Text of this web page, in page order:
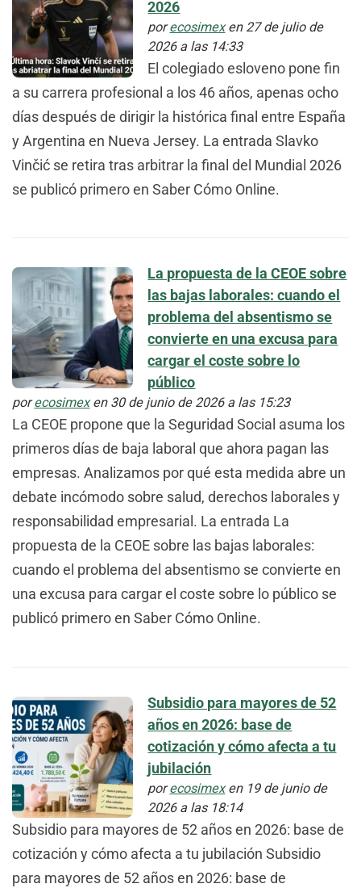
2026
porecosimexen 27 de julio de
2026 a las 14:33
El colegiado esloveno pone fin
a su carrera profesional a los 46 años, apenas ocho
días después de dirigir la histórica final entre España
y Argentina en Nueva Jersey. La entrada Slavko
Vinčić se retira tras arbitrar la final del Mundial 2026
se publicó primero en Saber Cómo Online.
La propuesta de la CEOE sobre
las bajas laborales: cuando el
problema del absentismo se
convierte en una excusa para
cargar el coste sobre lo
público
porecosimexen 30 de junio de 2026 a las 15:23
La CEOE propone que la Seguridad Social asuma los
primeros días de baja laboral que ahora pagan las
empresas. Analizamos por qué esta medida abre un
debate incómodo sobre salud, derechos laborales y
responsabilidad empresarial. La entrada La
propuesta de la CEOE sobre las bajas laborales:
cuando el problema del absentismo se convierte en
una excusa para cargar el coste sobre lo público se
publicó primero en Saber Cómo Online.
Subsidio para mayores de 52
años en 2026: base de
cotización y cómo afecta a tu
jubilación
porecosimexen 19 de junio de
2026 a las 18:14
Subsidio para mayores de 52 años en 2026: base de
cotización y cómo afecta a tu jubilación Subsidio
para mayores de 52 años en 2026: base de